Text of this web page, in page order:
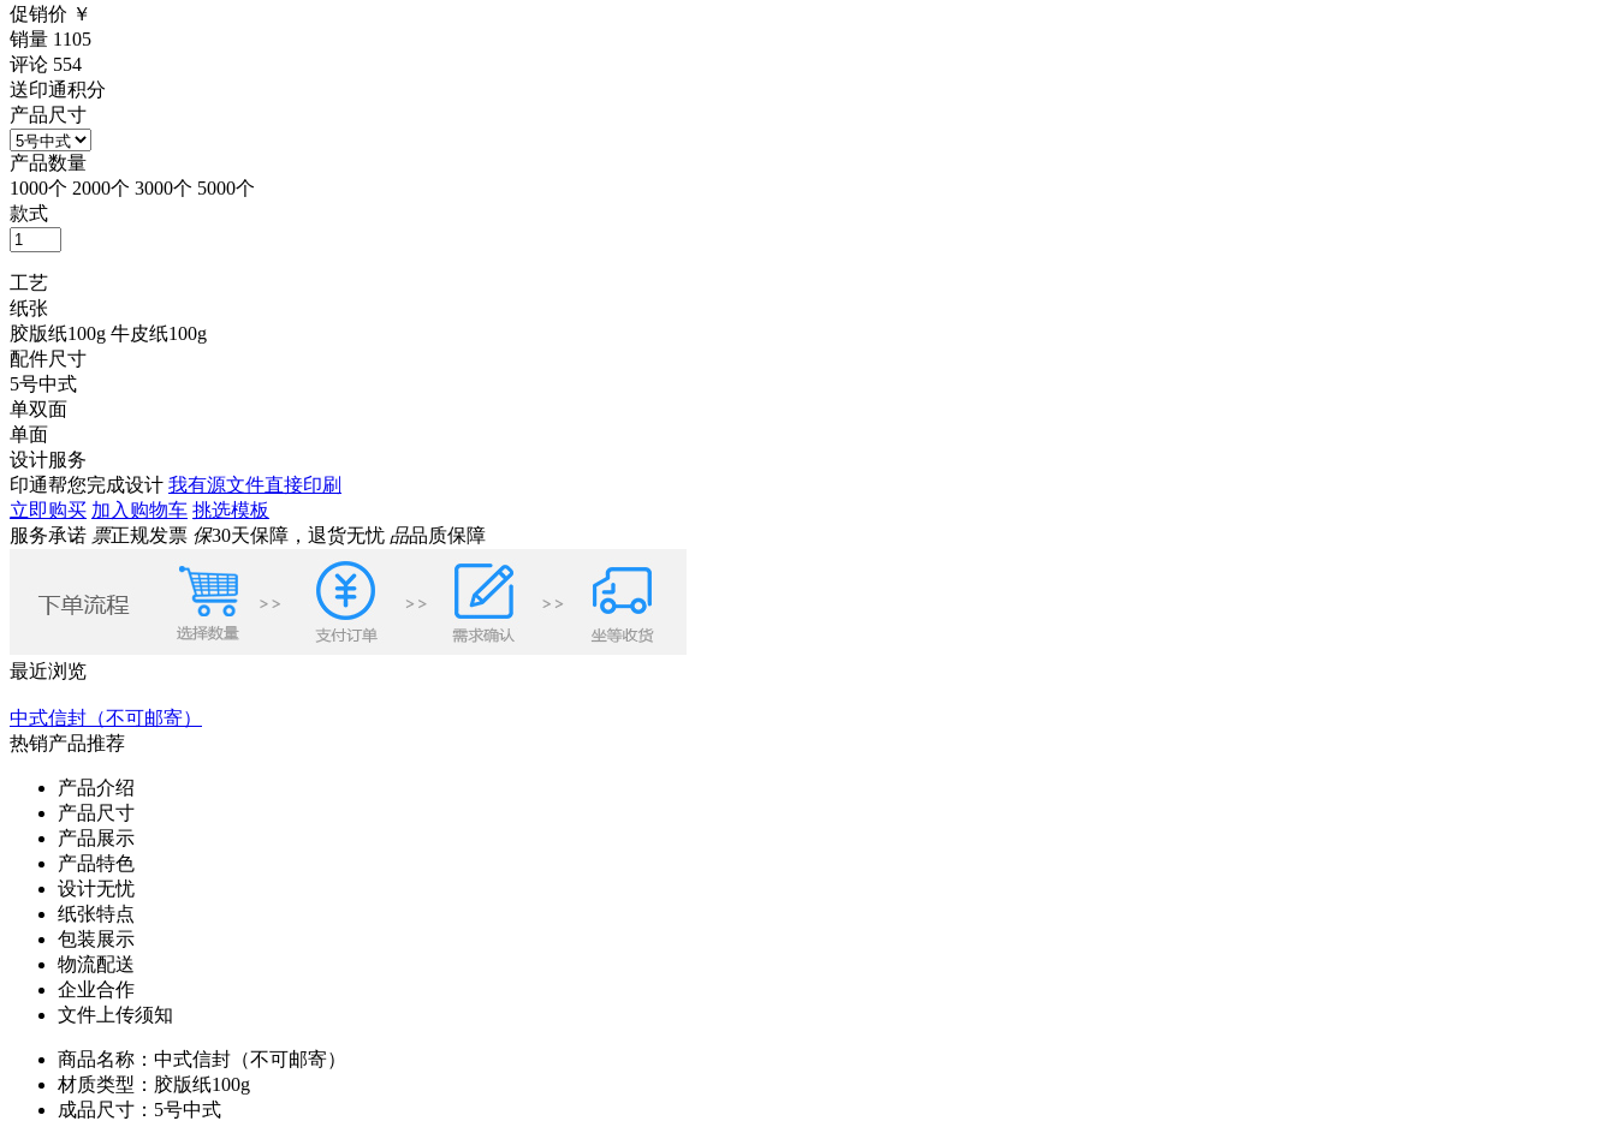
促销价 ￥
销量 1105
评论 554
送印通积分
产品尺寸
产品数量
1000个 2000个 3000个 5000个
款式
工艺
纸张
胶版纸100g 牛皮纸100g
配件尺寸
5号中式
单双面
单面
设计服务
印通帮您完成设计 我有源文件直接印刷
立即购买 加入购物车 挑选模板
服务承诺 票正规发票 保30天保障，退货无忧 品品质保障
最近浏览
中式信封（不可邮寄）
热销产品推荐
产品介绍
产品尺寸
产品展示
产品特色
设计无忧
纸张特点
包装展示
物流配送
企业合作
文件上传须知
商品名称：中式信封（不可邮寄）
材质类型：胶版纸100g
成品尺寸：5号中式